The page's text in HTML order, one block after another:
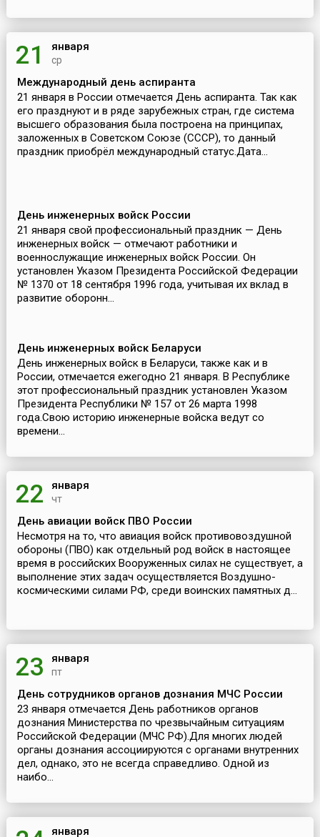
21 января
ср
Международный день аспиранта
21 января в России отмечается День аспиранта. Так как
его празднуют и в ряде зарубежных стран, где система
высшего образования была построена на принципах,
заложенных в Советском Союзе (СССР), то данный
праздник приобрёл международный статус.Дата...
День инженерных войск России
21 января свой профессиональный праздник — День
инженерных войск — отмечают работники и
военнослужащие инженерных войск России. Он
установлен Указом Президента Российской Федерации
№ 1370 от 18 сентября 1996 года, учитывая их вклад в
развитие оборонн...
День инженерных войск Беларуси
День инженерных войск в Беларуси, также как и в
России, отмечается ежегодно 21 января. В Республике
этот профессиональный праздник установлен Указом
Президента Республики № 157 от 26 марта 1998
года.Свою историю инженерные войска ведут со
времени...
22 января
чт
День авиации войск ПВО России
Несмотря на то, что авиация войск противовоздушной
обороны (ПВО) как отдельный род войск в настоящее
время в российских Вооруженных силах не существует, а
выполнение этих задач осуществляется Воздушно-
космическими силами РФ, среди воинских памятных д...
23 января
пт
День сотрудников органов дознания МЧС России
23 января отмечается День работников органов
дознания Министерства по чрезвычайным ситуациям
Российской Федерации (МЧС РФ).Для многих людей
органы дознания ассоциируются с органами внутренних
дел, однако, это не всегда справедливо. Одной из
наибо...
января